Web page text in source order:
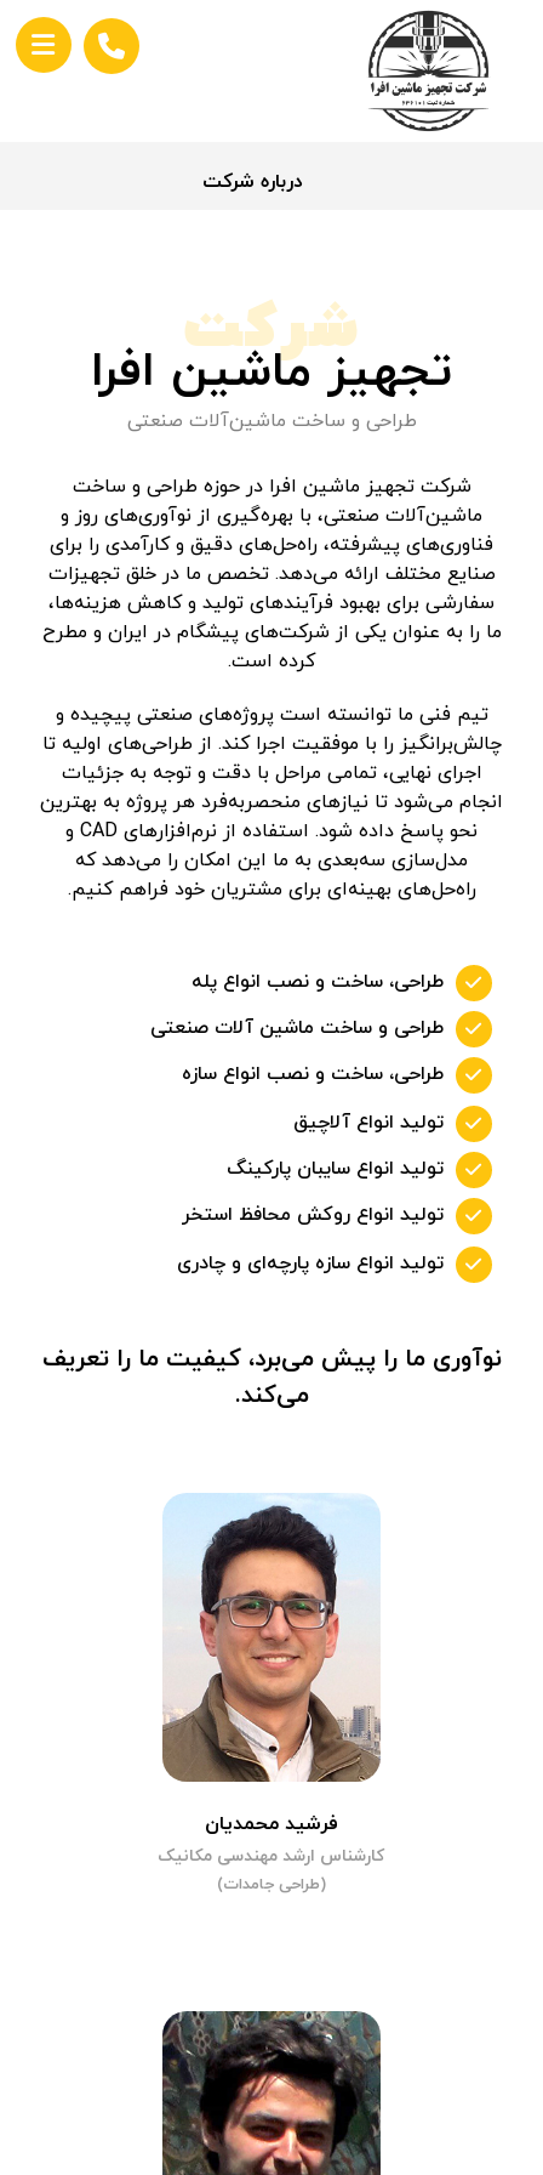
درباره شرکت
شرکت
تجهیز ماشین افرا
طراحی و ساخت ماشین‌آلات صنعتی
شرکت تجهیز ماشین افرا در حوزه طراحی و ساخت
ماشین‌آلات صنعتی، با بهره‌گیری از نوآوری‌های روز و
فناوری‌های پیشرفته، راه‌حل‌های دقیق و کارآمدی را برای
صنایع مختلف ارائه می‌دهد. تخصص ما در خلق تجهیزات
سفارشی برای بهبود فرآیندهای تولید و کاهش هزینه‌ها،
ما را به عنوان یکی از شرکت‌های پیشگام در ایران و مطرح
کرده است.
تیم فنی ما توانسته است پروژه‌های صنعتی پیچیده و
چالش‌برانگیز را با موفقیت اجرا کند. از طراحی‌های اولیه تا
اجرای نهایی، تمامی مراحل با دقت و توجه به جزئیات
انجام می‌شود تا نیازهای منحصربه‌فرد هر پروژه به بهترین
نحو پاسخ داده شود. استفاده از نرم‌افزارهای CAD و
مدل‌سازی سه‌بعدی به ما این امکان را می‌دهد که
راه‌حل‌های بهینه‌ای برای مشتریان خود فراهم کنیم.
طراحی، ساخت و نصب انواع پله
طراحی و ساخت ماشین آلات صنعتی
طراحی، ساخت و نصب انواع سازه
تولید انواع آلاچیق
تولید انواع سایبان پارکینگ
تولید انواع روکش محافظ استخر
تولید انواع سازه پارچه‌ای و چادری
نوآوری ما را پیش می‌برد، کیفیت ما را تعریف
می‌کند.
فرشید محمدیان
کارشناس ارشد مهندسی مکانیک
(طراحی جامدات)